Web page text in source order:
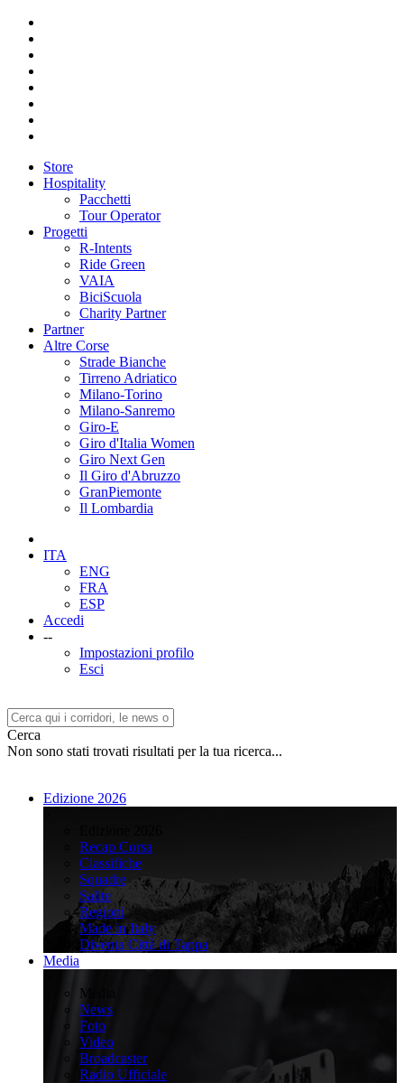
Store
Hospitality
Pacchetti
Tour Operator
Progetti
R-Intents
Ride Green
VAIA
BiciScuola
Charity Partner
Partner
Altre Corse
Strade Bianche
Tirreno Adriatico
Milano-Torino
Milano-Sanremo
Giro-E
Giro d'Italia Women
Giro Next Gen
Il Giro d'Abruzzo
GranPiemonte
Il Lombardia
ITA
ENG
FRA
ESP
Accedi
--
Impostazioni profilo
Esci
Cerca
Non sono stati trovati risultati per la tua ricerca...
Edizione 2026
Recap Corsa
Classifiche
Squadre
Salite
Regioni
Made in Italy
Diventa Città di Tappa
Media
Media
News
Foto
Video
Broadcaster
Radio Ufficiale